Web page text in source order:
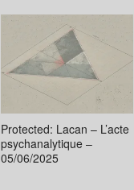
Protected: Lacan – L’acte
psychanalytique –
05/06/2025